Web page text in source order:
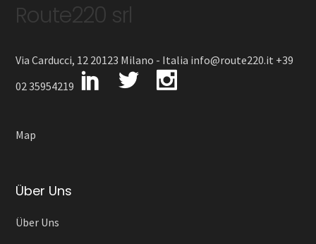
Route220 srl
Via Carducci, 12 20123 Milano - Italia info@route220.it +39
02 35954219
Map
Über Uns
Über Uns